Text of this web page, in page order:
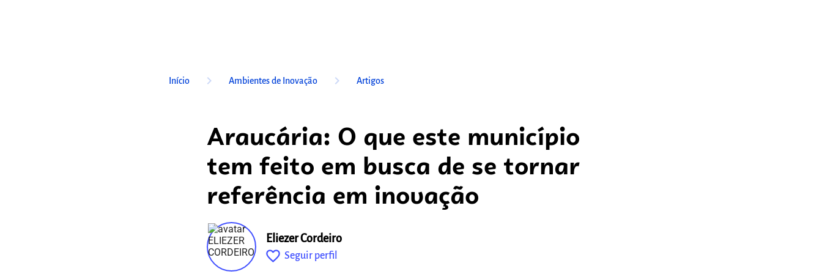
Início keyboard_arrow_right Ambientes de Inovação keyboard_arrow_right Artigos
Araucária: O que este município
tem feito em busca de se tornar
referência em inovação
Eliezer Cordeiro
favorite_outline Seguir perfil